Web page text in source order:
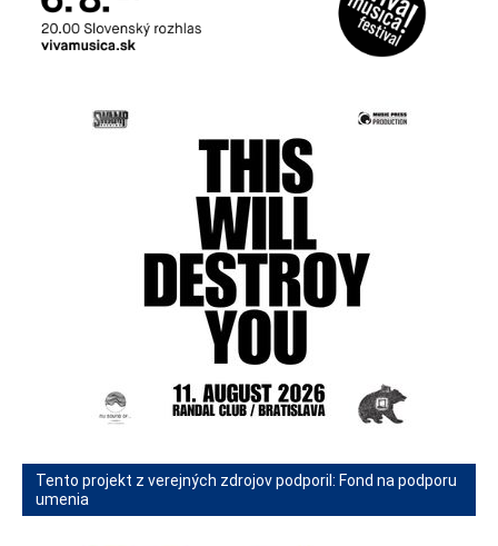
Tento projekt z verejných zdrojov podporil: Fond na podporu
umenia